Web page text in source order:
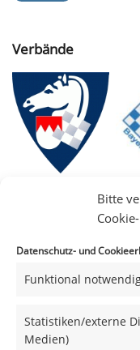
Bitte
Datenschutz- und
Funktional
Statistiken/externe
Medien)
Verbände